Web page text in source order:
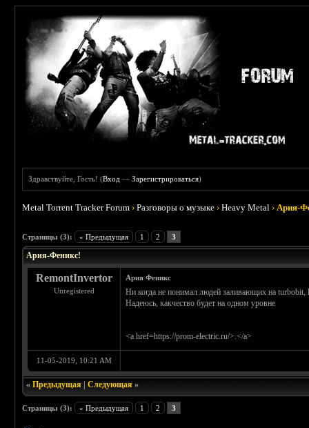
Здравствуйте, Гость! (Вход —Зарегистрироваться)
Metal Torrent Tracker Forum ›Разговоры о музыке ›Heavy Metal ›Ария-
Страницы (3): « Предыдущая 1 2 3
Ария-Феникс!
RemontInvertor
Unregistered
Ария Феникс
Ни когда не понимал людей заливающих на
Надеюсь, какчество будет на одном уровне
<a href=https://prom-electric.ru/>.</a>
11-05-2019, 10:21 AM
«Предыдущая |Следующая »
Страницы (3): « Предыдущая 1 2 3